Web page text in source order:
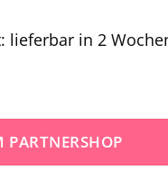
lieferbar in 2
PARTNERSHOP